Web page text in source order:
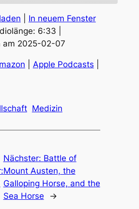
Apple Podcasts
In neuem Fenster
6:33
am 2025-02-07
Apple Podcasts
Medizin
Nächster: Battle of
Mount Austen, the
Galloping Horse, and the
Sea Horse
→